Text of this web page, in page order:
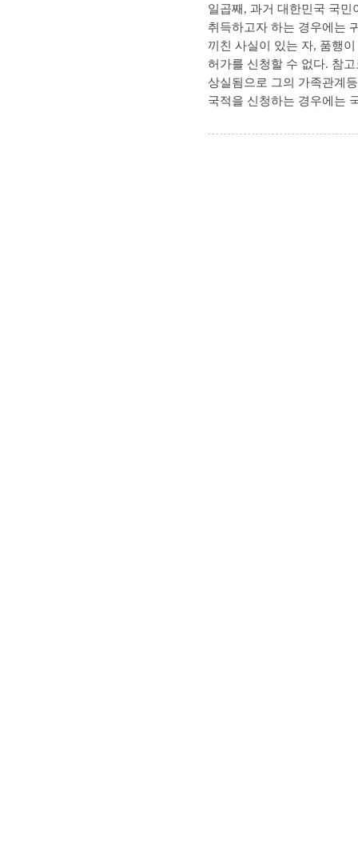
일곱째, 과거 대한민국 국
취득하고자 하는 경우에는
끼친 사실이 있는 자, 품행
허가를 신청할 수 없다. 참
상실됨으로 그의 가족관계
국적을 신청하는 경우에는